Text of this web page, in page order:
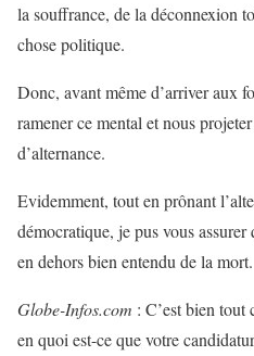
la souffrance, de la déconnexion
chose politique.
Donc, avant même d’arriver aux
ramener ce mental et nous
d’alternance.
Evidemment, tout en prônant
démocratique, je pus vous
en dehors bien entendu de la mort.
Globe-Infos.com : C’est bien tout
en quoi est-ce que votre